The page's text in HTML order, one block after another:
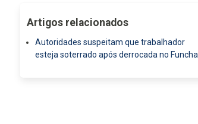
Artigos relacionados
Autoridades suspeitam que trabalhador
esteja soterrado após derrocada no Funchal